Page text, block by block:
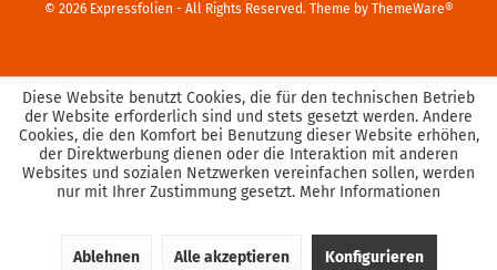
© 2026 Expressfolien - All Rights Reserved. Theme by ThemeWare®
Diese Website benutzt Cookies, die für den technischen Betrieb
der Website erforderlich sind und stets gesetzt werden. Andere
Cookies, die den Komfort bei Benutzung dieser Website erhöhen,
der Direktwerbung dienen oder die Interaktion mit anderen
Websites und sozialen Netzwerken vereinfachen sollen, werden
nur mit Ihrer Zustimmung gesetzt. Mehr Informationen
Ablehnen Alle akzeptieren Konfigurieren